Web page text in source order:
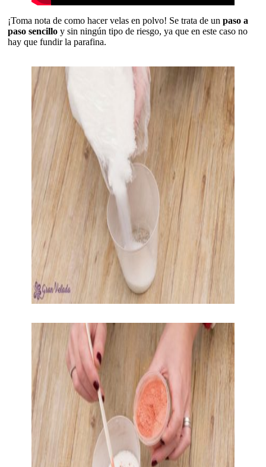
¡Toma nota de como hacer velas en polvo! Se trata de un paso a
paso sencillo y sin ningún tipo de riesgo, ya que en este caso no
hay que fundir la parafina.